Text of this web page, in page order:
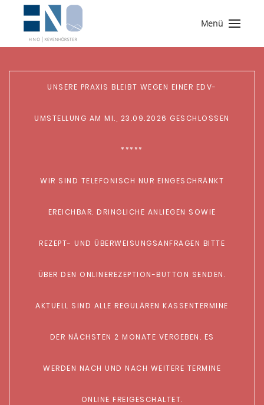
Menü
UNSERE PRAXIS BLEIBT WEGEN EINER EDV-
UMSTELLUNG AM MI., 23.09.2026 GESCHLOSSEN
*****
WIR SIND TELEFONISCH NUR EINGESCHRÄNKT
EREICHBAR. DRINGLICHE ANLIEGEN SOWIE
REZEPT- UND ÜBERWEISUNGSANFRAGEN BITTE
ÜBER DEN ONLINEREZEPTION-BUTTON SENDEN.
AKTUELL SIND ALLE REGULÄREN KASSENTERMINE
DER NÄCHSTEN 2 MONATE VERGEBEN. ES
WERDEN NACH UND NACH WEITERE TERMINE
ONLINE FREIGESCHALTET.